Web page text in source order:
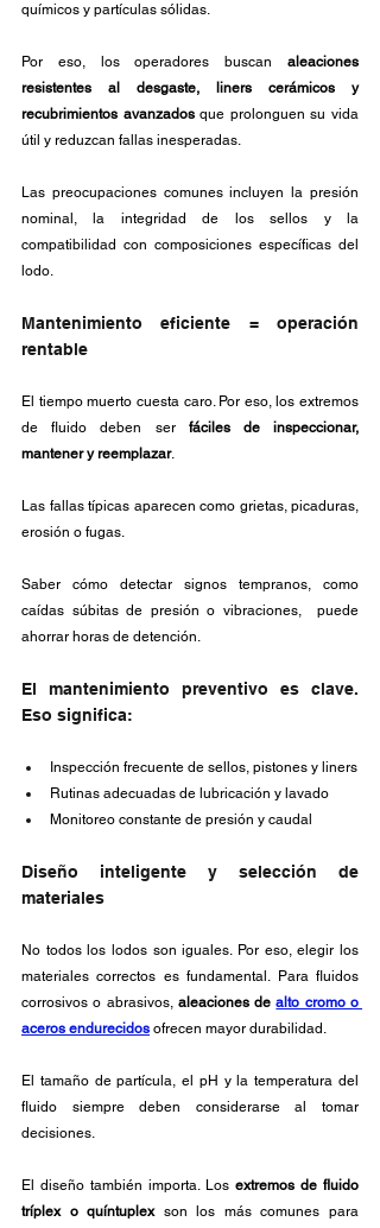
químicos y partículas sólidas.
Por eso, los operadores buscan aleaciones
resistentes al desgaste, liners cerámicos y
recubrimientos avanzados que prolonguen su vida
útil y reduzcan fallas inesperadas.
Las preocupaciones comunes incluyen la presión
nominal, la integridad de los sellos y la
compatibilidad con composiciones específicas del
lodo.
Mantenimiento eficiente = operación
rentable
El tiempo muerto cuesta caro. Por eso, los extremos
de fluido deben ser fáciles de inspeccionar,
mantener y reemplazar.
Las fallas típicas aparecen como grietas, picaduras,
erosión o fugas.
Saber cómo detectar signos tempranos, como
caídas súbitas de presión o vibraciones,  puede
ahorrar horas de detención.
El mantenimiento preventivo es clave.
Eso significa:
Inspección frecuente de sellos, pistones y liners
Rutinas adecuadas de lubricación y lavado
Monitoreo constante de presión y caudal
Diseño inteligente y selección de
materiales
No todos los lodos son iguales. Por eso, elegir los
materiales correctos es fundamental. Para fluidos
corrosivos o abrasivos, aleaciones de alto cromo o
aceros endurecidos ofrecen mayor durabilidad.
El tamaño de partícula, el pH y la temperatura del
fluido siempre deben considerarse al tomar
decisiones.
El diseño también importa. Los extremos de fluido
tríplex o quíntuplex son los más comunes para